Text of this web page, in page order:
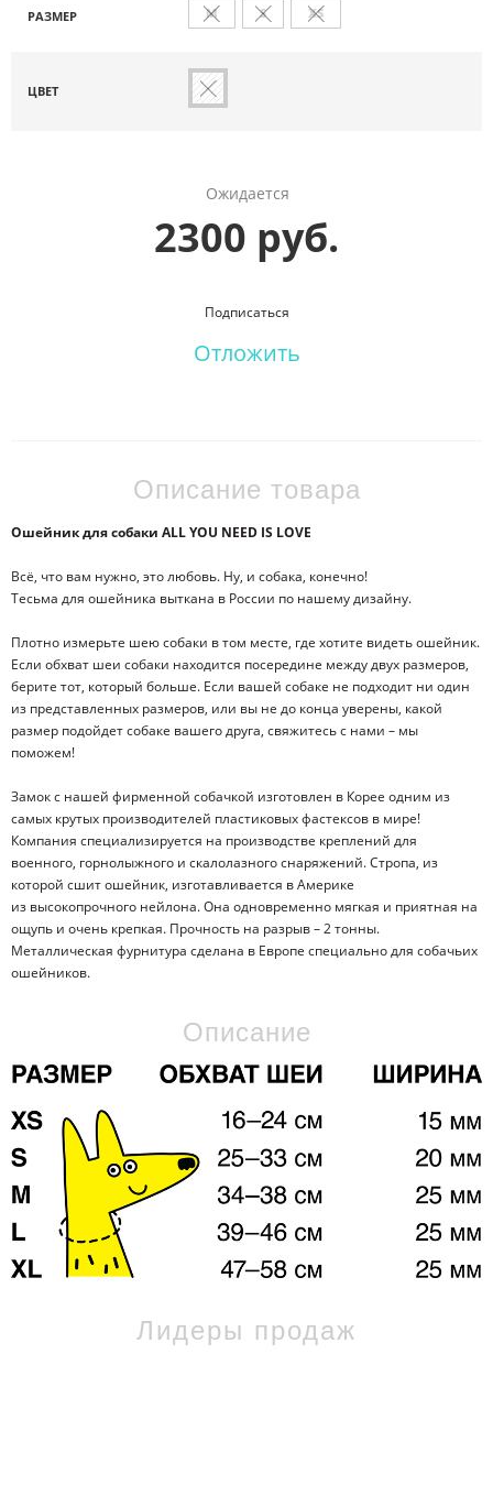
РАЗМЕР M S XS
ЦВЕТ
Ожидается
2300 руб.
Подписаться
Отложить
Описание товара
Ошейник для собаки ALL YOU NEED IS LOVE
Всё, что вам нужно, это любовь. Ну, и собака, конечно!
Тесьма для ошейника выткана в России по нашему дизайну.
Плотно измерьте шею собаки в том месте, где хотите видеть ошейник.
Если обхват шеи собаки находится посередине между двух размеров,
берите тот, который больше. Если вашей собаке не подходит ни один
из представленных размеров, или вы не до конца уверены, какой
размер подойдет собаке вашего друга, свяжитесь с нами – мы
поможем!
Замок с нашей фирменной собачкой изготовлен в Корее одним из
самых крутых производителей пластиковых фастексов в мире!
Компания специализируется на производстве креплений для
военного, горнолыжного и скалолазного снаряжений. Стропа, из
которой сшит ошейник, изготавливается в Америке
из высокопрочного нейлона. Она одновременно мягкая и приятная на
ощупь и очень крепкая. Прочность на разрыв – 2 тонны.
Металлическая фурнитура сделана в Европе специально для собачьих
ошейников.
Описание
Лидеры продаж